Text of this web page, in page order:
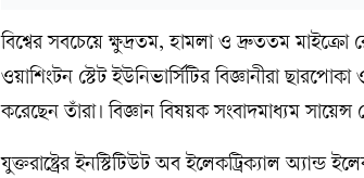
বিশ্বের সবচেয়ে ক্ষুদ্রতম, হামলা ও দ্রুততম মাইক্রো
ওয়াশিংটন স্টেট ইউনিভার্সিটির বিজ্ঞানীরা
করেছেন তাঁরা। বিজ্ঞান বিষয়ক সংবাদমাধ্যম
যুক্তরাষ্ট্রের ইনস্টিটিউট অব ইলেকট্রিক্যাল অ্যান্ড